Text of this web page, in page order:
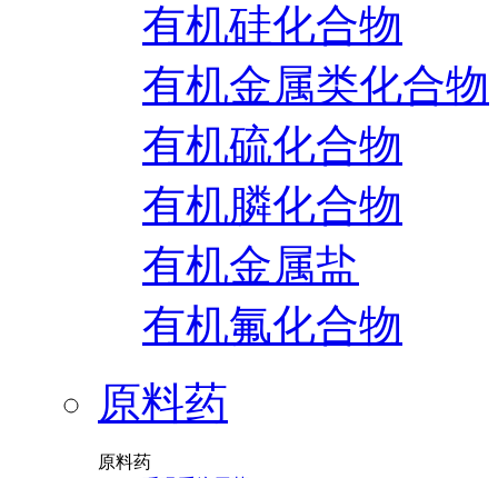
有机硅化合物
有机金属类化合物
有机硫化合物
有机膦化合物
有机金属盐
有机氟化合物
原料药
原料药